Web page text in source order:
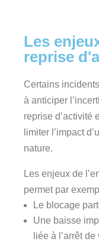
Les
reprise
Certains
à anticiper
reprise d’activité
limiter l’impact
nature.
Les enjeux de
permet par
Le blocage
Une baisse
liée à l’arrêt